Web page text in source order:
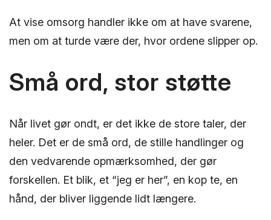
At vise omsorg handler ikke om at have svarene,
men om at turde være der, hvor ordene slipper op.
Små ord, stor støtte
Når livet gør ondt, er det ikke de store taler, der
heler. Det er de små ord, de stille handlinger og
den vedvarende opmærksomhed, der gør
forskellen. Et blik, et “jeg er her”, en kop te, en
hånd, der bliver liggende lidt længere.